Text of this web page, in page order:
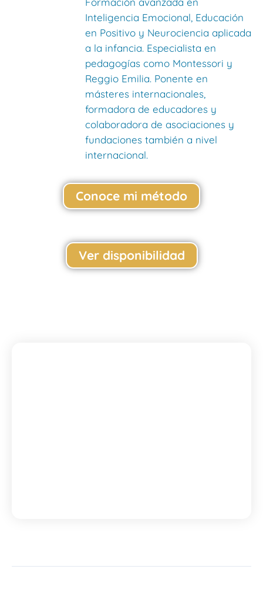
Inteligencia Emocional, Educación
en Positivo y Neurociencia aplicada
a la infancia. Especialista en
pedagogías como Montessori y
Reggio Emilia. Ponente en
másteres internacionales,
formadora de educadores y
colaboradora de asociaciones y
fundaciones también a nivel
internacional.
Conoce mi método
Ver disponibilidad